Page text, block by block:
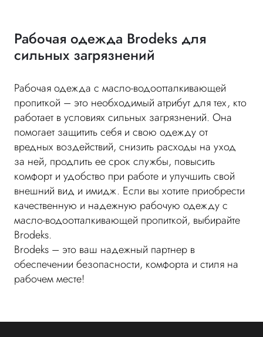
Рабочая одежда Brodeks для
сильных загрязнений
Рабочая одежда с масло-водоотталкивающей
пропиткой – это необходимый атрибут для тех, кто
работает в условиях сильных загрязнений. Она
помогает защитить себя и свою одежду от
вредных воздействий, снизить расходы на уход
за ней, продлить ее срок службы, повысить
комфорт и удобство при работе и улучшить свой
внешний вид и имидж. Если вы хотите приобрести
качественную и надежную рабочую одежду с
масло-водоотталкивающей пропиткой, выбирайте
Brodeks.
Brodeks – это ваш надежный партнер в
обеспечении безопасности, комфорта и стиля на
рабочем месте!